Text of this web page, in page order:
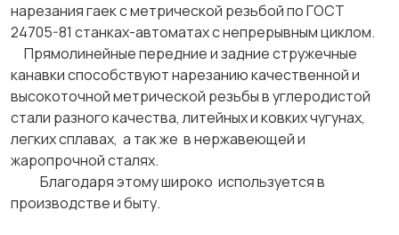
нарезания гаек с метрической резьбой по ГОСТ
24705-81 станках-автоматах с непрерывным циклом.
Прямолинейные передние и задние стружечные
канавки способствуют нарезанию качественной и
высокоточной метрической резьбы в углеродистой
стали разного качества, литейных и ковких чугунах,
легких сплавах, а так же в нержавеющей и
жаропрочной сталях.
Благодаря этому широко используется в
производстве и быту.